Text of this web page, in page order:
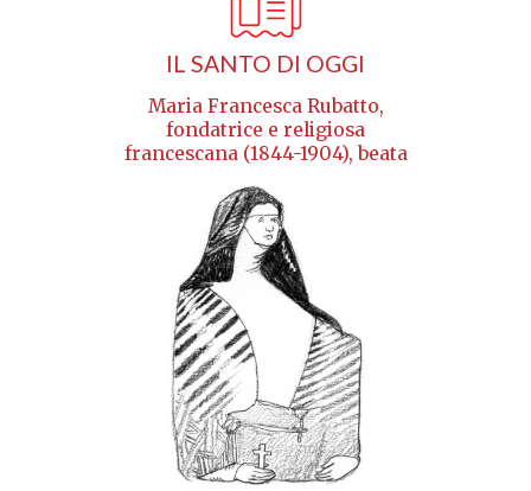
IL SANTO DI OGGI
Maria Francesca Rubatto,
fondatrice e religiosa
francescana (1844-1904), beata